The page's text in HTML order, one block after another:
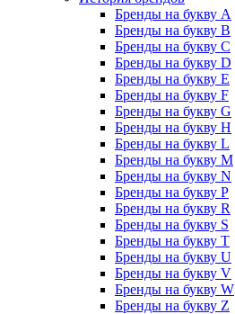
Бренды на букву A
Бренды на букву B
Бренды на букву C
Бренды на букву D
Бренды на букву E
Бренды на букву F
Бренды на букву G
Бренды на букву H
Бренды на букву L
Бренды на букву M
Бренды на букву N
Бренды на букву P
Бренды на букву R
Бренды на букву S
Бренды на букву T
Бренды на букву U
Бренды на букву V
Бренды на букву W
Бренды на букву Z